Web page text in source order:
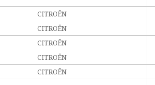
CITROËN
CITROËN
CITROËN
CITROËN
CITROËN